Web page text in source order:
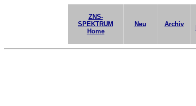
ZNS-
SPEKTRUM
Home
Neu Archiv